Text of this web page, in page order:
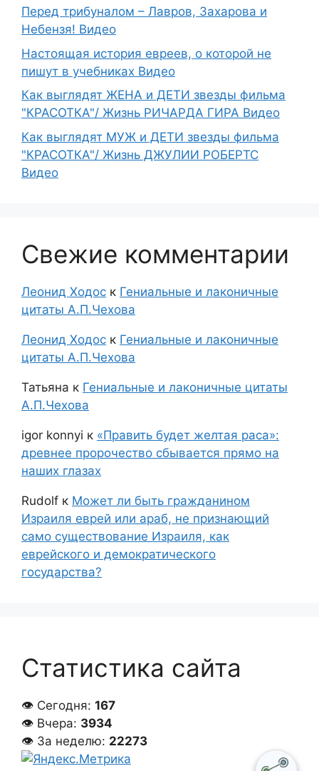
Перед трибуналом – Лавров, Захарова и
Небензя! Видео
Настоящая история евреев, о которой не
пишут в учебниках Видео
Как выглядят ЖЕНА и ДЕТИ звезды фильма
"КРАСОТКА"/ Жизнь РИЧАРДА ГИРА Видео
Как выглядят МУЖ и ДЕТИ звезды фильма
"КРАСОТКА"/ Жизнь ДЖУЛИИ РОБЕРТС
Видео
Свежие комментарии
Леонид Ходос к Гениальные и лаконичные
цитаты А.П.Чехова
Леонид Ходос к Гениальные и лаконичные
цитаты А.П.Чехова
Татьяна к Гениальные и лаконичные цитаты
А.П.Чехова
igor konnyi к «Править будет желтая раса»:
древнее пророчество сбывается прямо на
наших глазах
Rudolf к Может ли быть гражданином
Израиля еврей или араб, не признающий
само существование Израиля, как
еврейского и демократического
государства?
Статистика сайта
👁 Сегодня: 167
👁 Вчера: 3934
👁 За неделю: 22273